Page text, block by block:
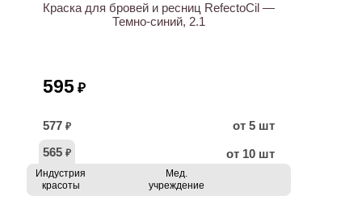
Краска для бровей и ресниц RefectoCil —
Темно-синий, 2.1
595 ₽
577 ₽
от 5 шт
565 ₽ от 10 шт
Индустрия
красоты
Мед.
учреждение